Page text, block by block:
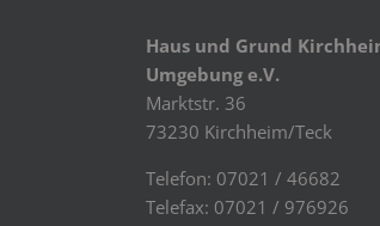
Haus und Grund
Umgebung e.V.
Marktstr. 36
73230 Kirchheim/Teck
Telefon: 07021 / 46682
Telefax: 07021 / 976926